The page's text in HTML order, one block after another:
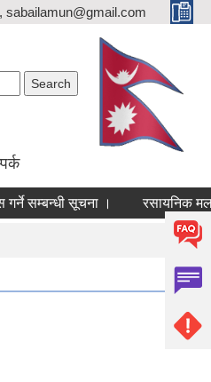
sabailamun@gmail.com
सम्बन्धी सूचना । रसायनिक मलको